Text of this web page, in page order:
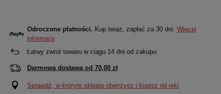
Odroczone płatności. Kup teraz, zapłać za 30 dni. Więcej
informacji
Łatwy zwrot towaru w ciągu 14 dni od zakupu
Darmowa dostawa od 70,00 zł
Sprawdź, w którym sklepie obejrzysz i kupisz od ręki